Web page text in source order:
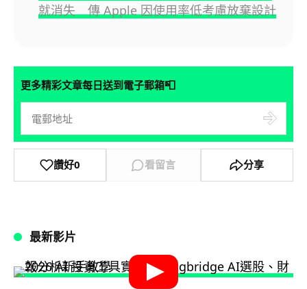
就消失 傳 Apple 因使用率低考慮放棄設計
更多精彩文章每日送到電子郵箱📮
讚好0 看留言 分享
最新影片